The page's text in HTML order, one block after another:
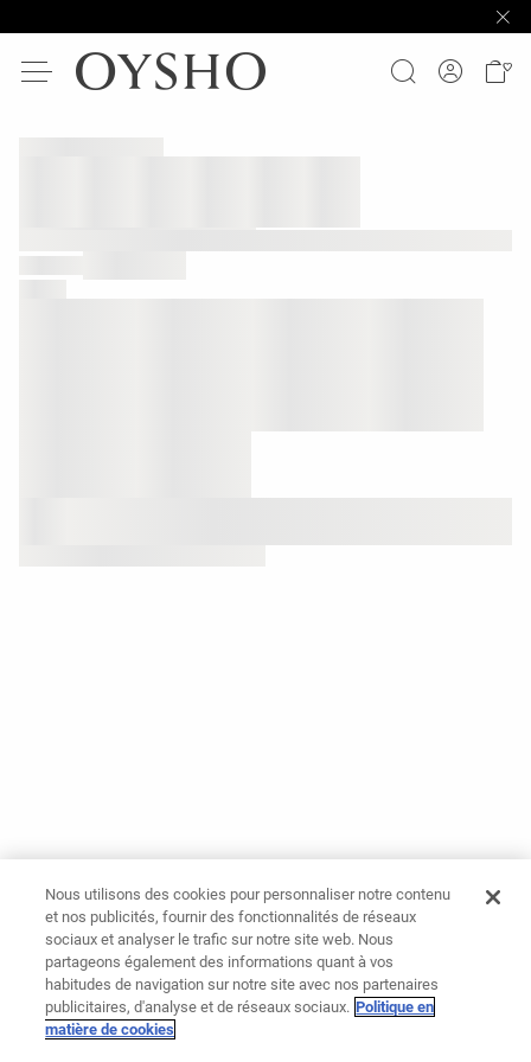
Nous utilisons des cookies pour personnaliser notre contenu
et nos publicités, fournir des fonctionnalités de réseaux
sociaux et analyser le trafic sur notre site web. Nous
partageons également des informations quant à vos
habitudes de navigation sur notre site avec nos partenaires
publicitaires, d'analyse et de réseaux sociaux. Politique en
matière de cookies